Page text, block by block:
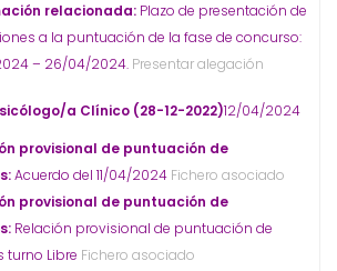
relacionada: Plazo de presentación de
a la puntuación de la fase de concurso:
– 26/04/2024. Presentar alegación
a Clínico (28-12-2022)12/04/2024
provisional de puntuación de
Acuerdo del 11/04/2024 Fichero asociado
provisional de puntuación de
Relación provisional de puntuación de
turno Libre Fichero asociado